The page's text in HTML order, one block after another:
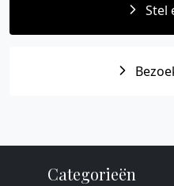
Stel
Categorieën